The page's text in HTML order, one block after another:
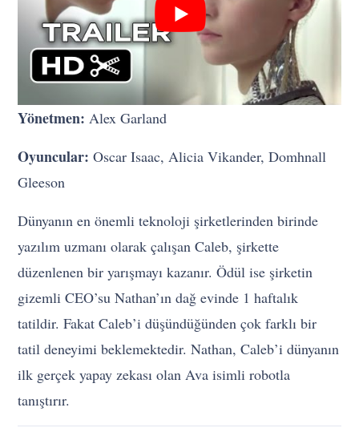
Yönetmen: Alex Garland
Oyuncular: Oscar Isaac, Alicia Vikander, Domhnall
Gleeson
Dünyanın en önemli teknoloji şirketlerinden birinde
yazılım uzmanı olarak çalışan Caleb, şirkette
düzenlenen bir yarışmayı kazanır. Ödül ise şirketin
gizemli CEO’su Nathan’ın dağ evinde 1 haftalık
tatildir. Fakat Caleb’i düşündüğünden çok farklı bir
tatil deneyimi beklemektedir. Nathan, Caleb’i dünyanın
ilk gerçek yapay zekası olan Ava isimli robotla
tanıştırır.